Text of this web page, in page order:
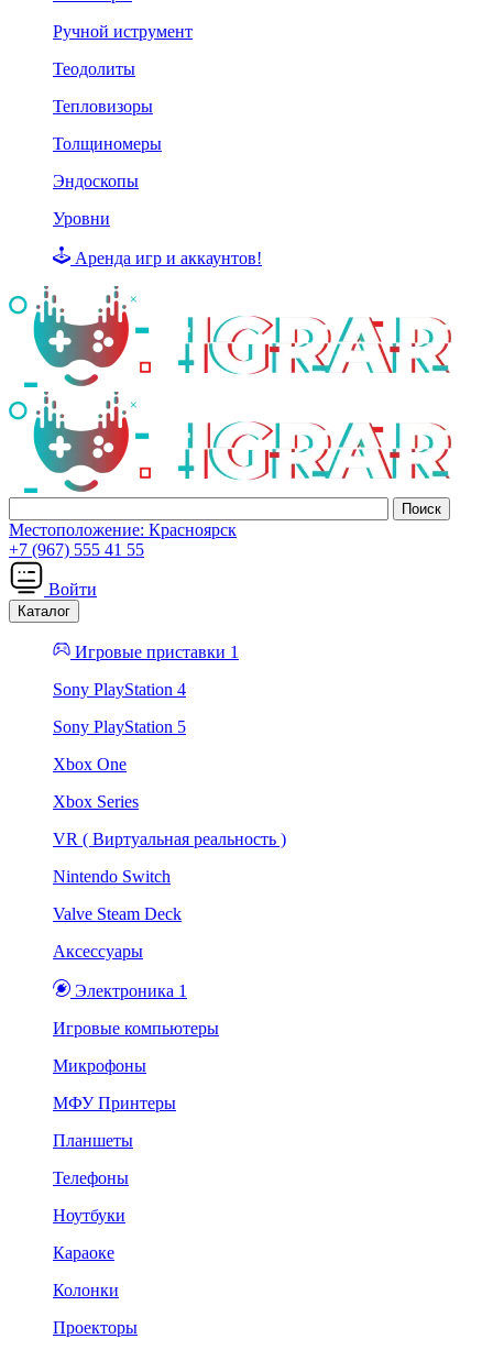
Ручной иструмент
Теодолиты
Тепловизоры
Толщиномеры
Эндоскопы
Уровни
Аренда игр и аккаунтов!
Местоположение: Красноярск
+7 (967) 555 41 55
Войти
Каталог
Игровые приставки 1
Sony PlayStation 4
Sony PlayStation 5
Xbox One
Xbox Series
VR ( Виртуальная реальность )
Nintendo Switch
Valve Steam Deck
Аксессуары
Электроника 1
Игровые компьютеры
Микрофоны
МФУ Принтеры
Планшеты
Телефоны
Ноутбуки
Караоке
Колонки
Проекторы